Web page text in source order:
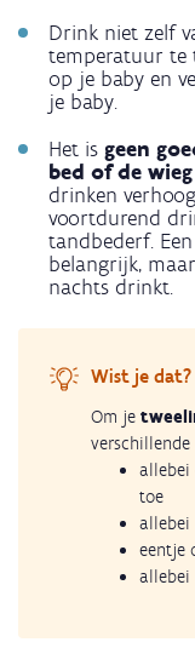
Drink niet zelf
temperatuur te
op je baby en
je baby.
Het is geen
bed of de
drinken
voortdurend
tandbederf.
belangrijk,
nachts drinkt.
Wist je dat?
Om je
verschillende
allebei
toe
allebei
eentje
allebei